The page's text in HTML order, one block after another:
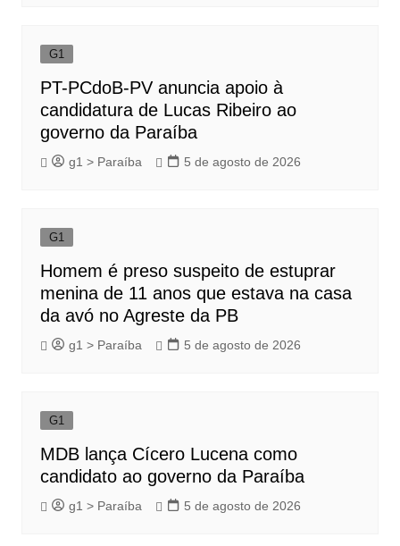
G1
PT-PCdoB-PV anuncia apoio à
candidatura de Lucas Ribeiro ao
governo da Paraíba
g1 > Paraíba 5 de agosto de 2026
G1
Homem é preso suspeito de estuprar
menina de 11 anos que estava na casa
da avó no Agreste da PB
g1 > Paraíba 5 de agosto de 2026
G1
MDB lança Cícero Lucena como
candidato ao governo da Paraíba
g1 > Paraíba 5 de agosto de 2026